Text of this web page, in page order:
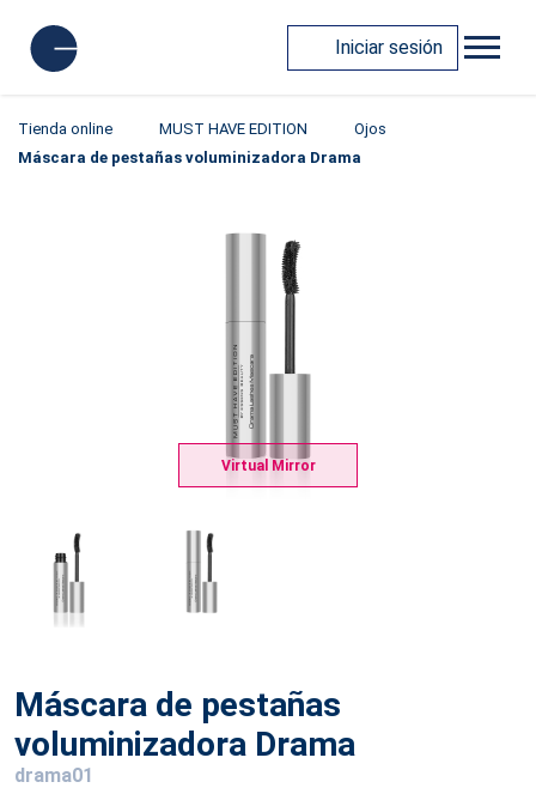
Iniciar sesión
Tienda online MUST HAVE EDITION
Ojos
Máscara de pestañas voluminizadora Drama
Virtual Mirror
Máscara de pestañas
voluminizadora Drama
drama01